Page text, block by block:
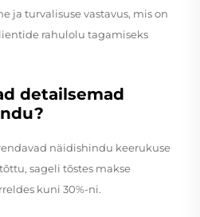
ja turvalisuse vastavus, mis on
rahulolu tagamiseks
detailsemad
näidishindu keerukuse
sageli tõstes makse
kuni 30%-ni.